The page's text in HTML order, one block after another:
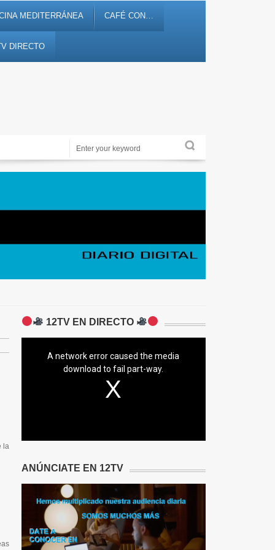
MEDITERRÁNEA CAFÉ CON…
DIRECTO
Toda la información al instante en 𝟭𝟮𝗲𝗻𝗱𝗶𝗴𝗶𝘁𝗮𝗹.𝗲𝘀
la
12TV EN DIRECTO
A network error caused the media
download to fail part-way.
ANÚNCIATE EN 12TV